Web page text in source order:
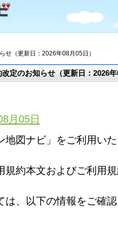
せ（更新日：2026年08月05日）
改定のお知らせ（更新日：2026
月05日
地図ナビ」をご利用い
規約本文およびご利用
は、以下の情報をご確